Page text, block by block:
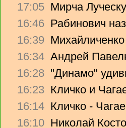
17:05 Мирча
16:46 Рабинович
16:39
16:34 Андрей
16:28 "Динамо"
16:23 Кличко и
16:14 Кличко -
16:10 Николай